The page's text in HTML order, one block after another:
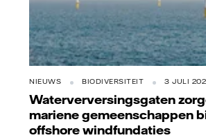
NIEUWS BIODIVERSITEIT 3 JULI
Waterverversingsgaten
mariene gemeenschappen
offshore windfundaties